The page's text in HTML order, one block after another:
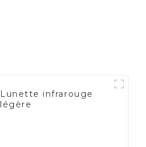
Lunette infrarouge
légère